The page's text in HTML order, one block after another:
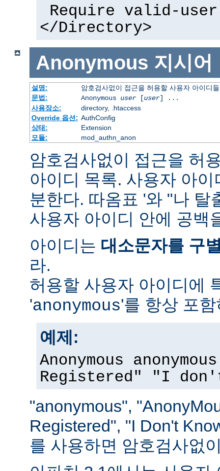
Require valid-user
</Directory>
Anonymous 지시어
설명:
암호검사없이 접근을 허용할 사용자 아이디
문법:
Anonymous user[user] ...
사용장소:
directory, .htaccess
Override 옵션: AuthConfig
상태:
Extension
모듈:
mod_authn_anon
암호검사없이 접근을 허
아이디 목록. 사용자 아
분한다. 따옴표 '와 "나 탈
사용자 아이디 안에 공백
아이디는 대소문자를 구
라.
허용할 사용자 아이디에
'anonymous'를 항상 포
예제:
Anonymous
Registered" "I
"anonymous",
Registered", "I Don't
를 사용하면 암호검사없